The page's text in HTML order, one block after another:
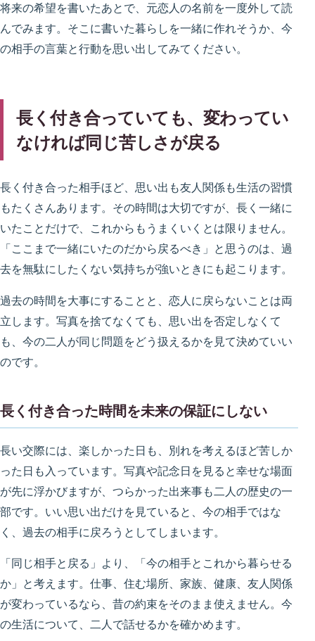
将来の希望を書いたあとで、元恋人の名前を一度外して読
んでみます。そこに書いた暮らしを一緒に作れそうか、今
の相手の言葉と行動を思い出してみてください。
長く付き合っていても、変わってい
なければ同じ苦しさが戻る
長く付き合った相手ほど、思い出も友人関係も生活の習慣
もたくさんあります。その時間は大切ですが、長く一緒に
いたことだけで、これからもうまくいくとは限りません。
「ここまで一緒にいたのだから戻るべき」と思うのは、過
去を無駄にしたくない気持ちが強いときにも起こります。
過去の時間を大事にすることと、恋人に戻らないことは両
立します。写真を捨てなくても、思い出を否定しなくて
も、今の二人が同じ問題をどう扱えるかを見て決めていい
のです。
長く付き合った時間を未来の保証にしない
長い交際には、楽しかった日も、別れを考えるほど苦しか
った日も入っています。写真や記念日を見ると幸せな場面
が先に浮かびますが、つらかった出来事も二人の歴史の一
部です。いい思い出だけを見ていると、今の相手ではな
く、過去の相手に戻ろうとしてしまいます。
「同じ相手と戻る」より、「今の相手とこれから暮らせる
か」と考えます。仕事、住む場所、家族、健康、友人関係
が変わっているなら、昔の約束をそのまま使えません。今
の生活について、二人で話せるかを確かめます。